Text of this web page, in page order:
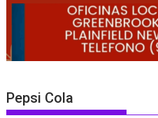
Pepsi Cola